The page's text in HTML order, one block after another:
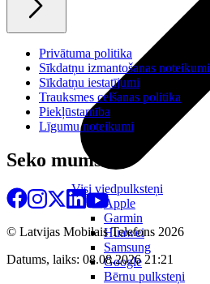
Visi viedpulksteņi
Apple
Garmin
Huawei
Samsung
Google
Bērnu pulksteņi
Privātuma politika
Sīkdatņu izmantošanas noteikumi
Sīkdatņu iestatījumi
Trauksmes celšanas politika
Piekļūstamība
Līgumu noteikumi
Seko mums
© Latvijas Mobilais Telefons 2026
Datums, laiks: 08.08.2026 21:21